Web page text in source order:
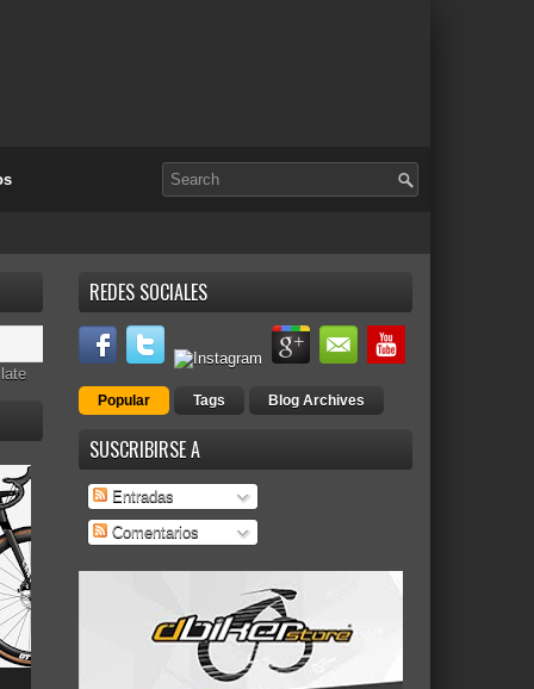
REDES SOCIALES
Popular Tags Blog Archives
SUSCRIBIRSE A
Entradas
Comentarios